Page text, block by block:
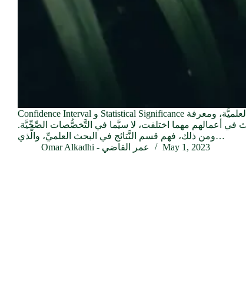
Confidence Interval و Statistical Significance دائماً ما يحاول القرَّاء والباحثون فهم الأوراق العلميَّة، ومعرفة
في أعمالهم مهما اختلفت، لا سيَّما في التَّخصُّصات الصِّحِّيَّة.
ومن ذلك، فهم قسم النَّتائج في البحث العلميِّ، والَّذي…
Omar Alkadhi - عمر القاضي
May 1, 2023